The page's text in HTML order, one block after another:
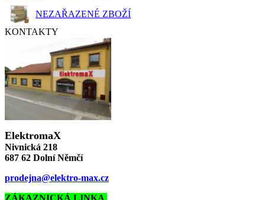
NEZAŘAZENÉ ZBOŽÍ
KONTAKTY
ElektromaX
Nivnická 218
687 62 Dolní Němčí
prodejna@elektro-max.cz
ZÁKAZNICKÁ LINKA